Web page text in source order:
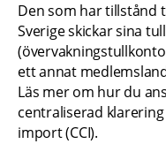
Den som har tillstånd
Sverige skickar sina
ett annat
Läs mer om hur du
centraliserad
import (CCI).